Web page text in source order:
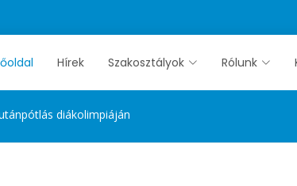
Hírek Szakosztályok Rólunk
diákolimpiáján